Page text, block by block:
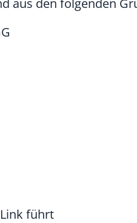
aus den folgenden
führt